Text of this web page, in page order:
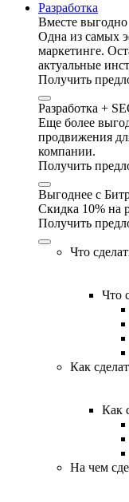
Разработка
Вместе выгодно
Одна из самых
маркетинге.
актуальные
Получить
Разработка +
Еще более
продвижения
компании.
Получить
Выгоднее с
Скидка 10% на
Получить
Что
Что
Как
Как
На чем